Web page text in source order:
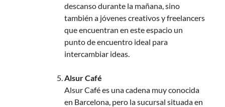
descanso durante la mañana, sino
también a jóvenes creativos y freelancers
que encuentran en este espacio un
punto de encuentro ideal para
intercambiar ideas.
Alsur Café
Alsur Café es una cadena muy conocida
en Barcelona, pero la sucursal situada en